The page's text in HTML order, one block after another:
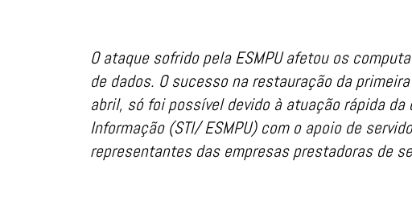
O ataque sofrido pela ESMPU afetou os
de dados. O sucesso na restauração da
abril, só foi possível devido à atuação rápida
Informação (STI/ ESMPU) com o apoio de
representantes das empresas prestadoras de